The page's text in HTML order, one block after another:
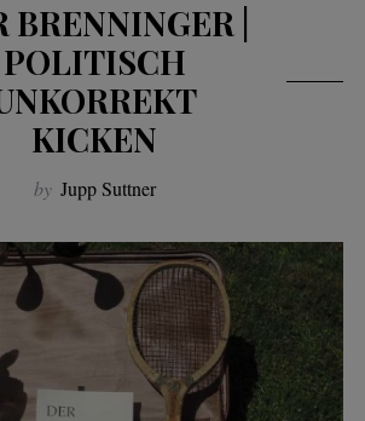
BRENNINGER |
POLITISCH
KICKEN
by Jupp Suttner